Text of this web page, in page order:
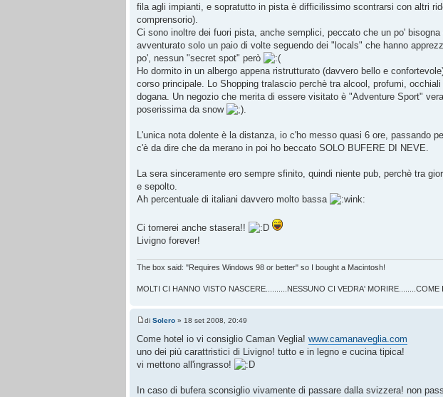
fila agli impianti, e sopratutto in pista è difficilissimo scontrarsi con altri
comprensorio).
Ci sono inoltre dei fuori pista, anche semplici, peccato che un po'
avventurato solo un paio di volte seguendo dei "locals" che hanno
po', nessun "secret spot" però
Ho dormito in un albergo appena ristrutturato (davvero bello e
corso principale. Lo Shopping tralascio perchè tra alcool, profumi,
dogana. Un negozio che merita di essere visitato è "Adventure Sport"
poserissima da snow
L'unica nota dolente è la distanza, io c'ho messo quasi 6 ore, passando
c'è da dire che da merano in poi ho beccato SOLO BUFERE DI NEVE.
La sera sinceramente ero sempre sfinito, quindi niente pub, perchè tra
e sepolto.
Ah percentuale di italiani davvero molto bassa
Ci tornerei anche stasera!!
Livigno forever!
The box said: "Requires Windows 98 or better" so I bought a Macintosh!
MOLTI CI HANNO VISTO NASCERE..........NESSUNO CI VEDRA'
di Solero » 18 set 2008, 20:49
Come hotel io vi consiglio Caman Veglia! www.camanaveglia.com
uno dei più carattristici di Livigno! tutto e in legno e cucina tipica!
vi mettono all'ingrasso!
In caso di bufera sconsiglio vivamente di passare dalla svizzera! non